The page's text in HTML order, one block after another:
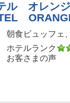
ル オレンジ
朝食ビュッフェ
ホテルランク
お客さまの声